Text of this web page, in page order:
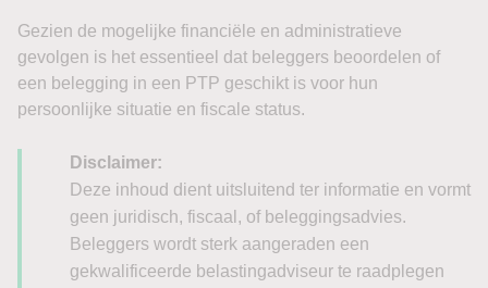
Gezien de mogelijke financiële en administratieve
gevolgen is het essentieel dat beleggers beoordelen of
een belegging in een PTP geschikt is voor hun
persoonlijke situatie en fiscale status.
Disclaimer:
Deze inhoud dient uitsluitend ter informatie en vormt
geen juridisch, fiscaal, of beleggingsadvies.
Beleggers wordt sterk aangeraden een
gekwalificeerde belastingadviseur te raadplegen